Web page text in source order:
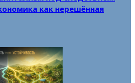
как нерешённая